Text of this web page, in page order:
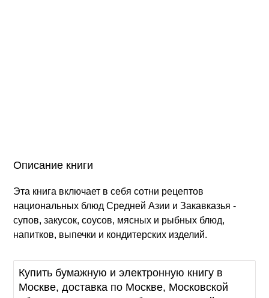
Описание книги
Эта книга включает в себя сотни рецептов
национальных блюд Средней Азии и Закавказья -
супов, закусок, соусов, мясных и рыбных блюд,
напитков, выпечки и кондитерских изделий.
Купить бумажную и электронную книгу в
Москве, доставка по Москве, Московской